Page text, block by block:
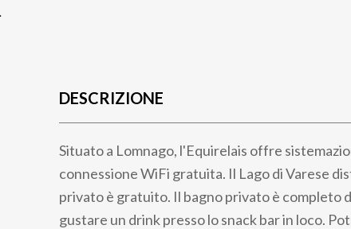
DESCRIZIONE
Situato a Lomnago, l'Equirelais offre
connessione WiFi gratuita. Il Lago di Varese
privato è gratuito. Il bagno privato è completo
gustare un drink presso lo snack bar in loco.